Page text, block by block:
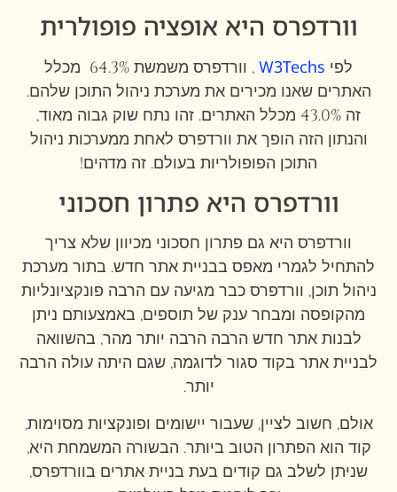
וורדפרס היא אופציה פופולרית
לפי W3Techs
, וורדפרס משמשת 64.3% מכלל
האתרים שאנו מכירים את מערכת ניהול התוכן שלהם.
זה 43.0% מכלל האתרים. זהו נתח שוק גבוה מאוד,
והנתון הזה הופך את וורדפרס לאחת ממערכות ניהול
התוכן הפופולריות בעולם. זה מדהים!
וורדפרס היא פתרון חסכוני
וורדפרס היא גם פתרון חסכוני מכיוון שלא צריך
להתחיל לגמרי מאפס בבניית אתר חדש. בתור מערכת
ניהול תוכן, וורדפרס כבר מגיעה עם הרבה פונקציונליות
מהקופסה ומבחר ענק של תוספים, באמצעותם ניתן
לבנות אתר חדש הרבה הרבה יותר מהר, בהשוואה
לבניית אתר בקוד סגור לדוגמה, שגם היתה עולה הרבה
יותר.
אולם, חשוב לציין, שעבור יישומים ופונקציות מסוימות,
קוד הוא הפתרון הטוב ביותר. הבשורה המשמחת היא,
שניתן לשלב גם קודים בעת בניית אתרים בוורדפרס,